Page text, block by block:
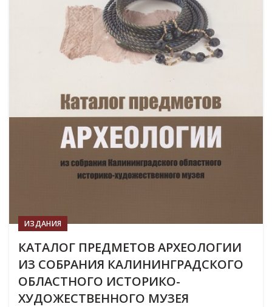
ИЗДАНИЯ
КАТАЛОГ ПРЕДМЕТОВ АРХЕОЛОГИИ
ИЗ СОБРАНИЯ КАЛИНИНГРАДСКОГО
ОБЛАСТНОГО ИСТОРИКО-
ХУДОЖЕСТВЕННОГО МУЗЕЯ